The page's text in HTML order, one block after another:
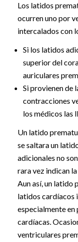
Los latidos
ocurren uno por
intercalados con
Si los latidos
superior del
auriculares
Si provienen de
contracciones
los médicos las
Un latido
se saltara un
adicionales no
rara vez indican
Aun así, un latido
latidos cardíacos
especialmente en
cardíacas.
ventriculares